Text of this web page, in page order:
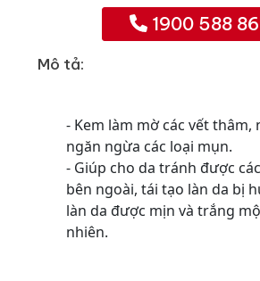
1900 588
Mô tả:
- Kem làm mờ các vết thâm,
ngăn ngừa các loại mụn.
- Giúp cho da tránh được
bên ngoài, tái tạo làn da bị
làn da được mịn và trắng
nhiên.